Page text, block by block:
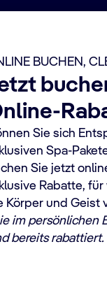
BUCHEN,
Sie sich
Spa-
Sie jetzt
Rabatte,
Körper und Geist
im persönlichen
bereits rabattiert.